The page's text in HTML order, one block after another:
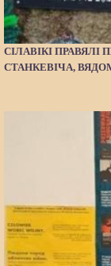
СІЛАВІКІ ПРАВЯЛІ
СТАНКЕВІЧА,